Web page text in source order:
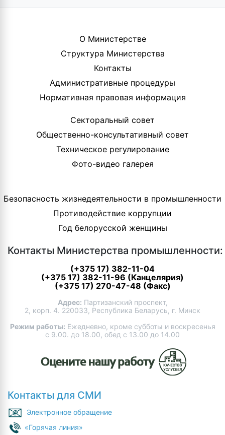
О Министерстве
Структура Министерства
Контакты
Административные процедуры
Нормативная правовая информация
Секторальный совет
Общественно-консультативный совет
Техническое регулирование
Фото-видео галерея
Безопасность жизнедеятельности в промышленности
Противодействие коррупции
Год белорусской женщины
Контакты Министерства промышленности:
(+375 17) 382-11-04
(+375 17) 382-11-96 (Канцелярия)
(+375 17) 270-47-48 (Факс)
Адрес: Партизанский проспект,
2, корп. 4. 220033, Республика Беларусь, г. Минск
Режим работы: Ежедневно, кроме субботы и воскресенья
с 9.00. до 18.00, обед с 13.00 до 14.00
Контакты для СМИ
Электронное обращение
«Горячая линия»